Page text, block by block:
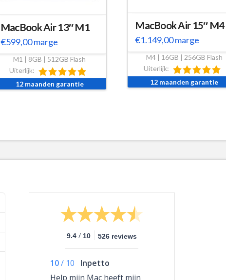
MacBook Air 13″ M1
€599,00marge
M1 | 8GB | 512GB Flash
Uiterlijk:
12 maanden garantie
MacBook Air 15″ M4
€1.149,00marge
M4 | 16GB | 256GB Flash
Uiterlijk:
12 maanden garantie
9.4 / 10 526 reviews
10/ 10
Inpetto
Help mijn Mac heeft mijn